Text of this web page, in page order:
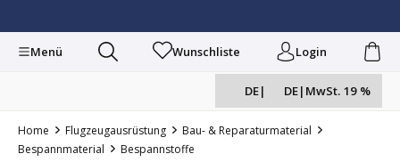
Menü Wunschliste Login
DE| DE| MwSt. 19 %
Home Flugzeugausrüstung
Bau- & Reparaturmaterial
Bespannmaterial
Bespannstoffe